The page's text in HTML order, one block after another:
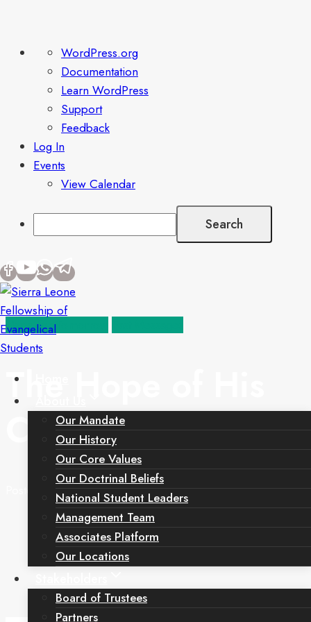
About
WordPress
WordPress.org
Documentation
Learn WordPress
Support
Feedback
Log In
Events
View Calendar
Search
Skip
to
content
Our Mandate
Our History
Our Core Values
Our Doctrinal Beliefs
National Student Leaders
Management Team
Associates Platform
Our Locations
Board of Trustees
Partners
Hope for Tomorrow
The Hope of His
Calling
August 23, 2021 February 14, 2023